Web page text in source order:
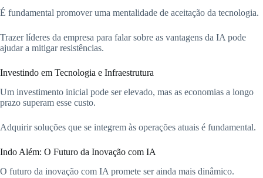
É fundamental promover uma mentalidade de aceitação da tecnologia.
Trazer líderes da empresa para falar sobre as vantagens da IA pode
ajudar a mitigar resistências.
Investindo em Tecnologia e Infraestrutura
Um investimento inicial pode ser elevado, mas as economias a longo
prazo superam esse custo.
Adquirir soluções que se integrem às operações atuais é fundamental.
Indo Além: O Futuro da Inovação com IA
O futuro da inovação com IA promete ser ainda mais dinâmico.